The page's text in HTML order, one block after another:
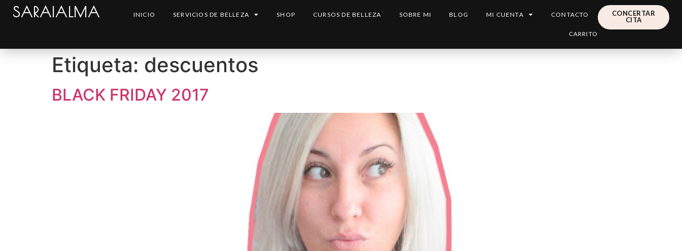
SARAIALMA INICIO SERVICIOS DE BELLEZA SHOP CURSOS DE BELLEZA SOBRE MI BLOG MI CUENTA CONTACTO
CARRITO
CONCERTAR
CITA
Etiqueta: descuentos
BLACK FRIDAY 2017